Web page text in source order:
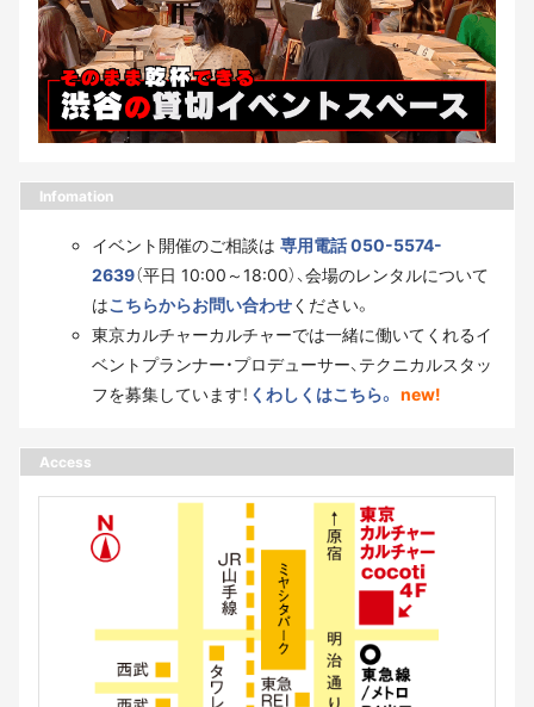
Infomation
イベント開催のご相談は 専用電話 050-5574-
2639（平日 10:00～18:00）、会場のレンタルについて
はこちらからお問い合わせください。
東京カルチャーカルチャーでは一緒に働いてくれるイ
ベントプランナー・プロデューサー、テクニカルスタッ
フを募集しています！ くわしくはこちら。 new!
Access